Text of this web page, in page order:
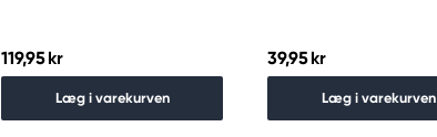
119,95 kr
Læg i varekurven
39,95 kr
Læg i varekurven